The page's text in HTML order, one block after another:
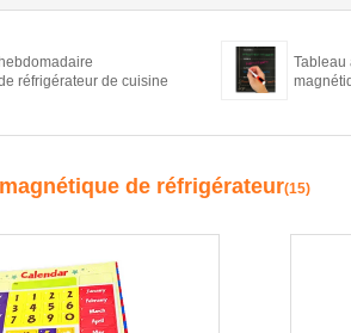
réfrigérateur de cuisine
Tableau
de réfrigérateur(15)